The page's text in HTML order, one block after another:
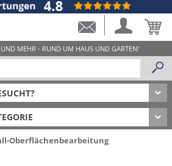
Oberflächenbearbeitung